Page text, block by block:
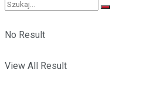
No Result
View All Result